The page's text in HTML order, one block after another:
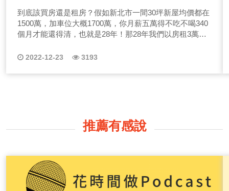
後會跌嗎？
到底該買房還是租房？假如新北市一間30坪新屋均價都在
1500萬，加車位大概1700萬，你月薪五萬得不吃不喝340
個月才能還得清，也就是28年！那28年我們以房租3萬，
右....2022-12-23 3193
推薦有感說